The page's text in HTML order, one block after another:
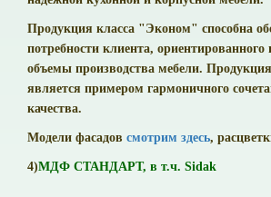
Продукция класса "Эконом" способна
потребности клиента,
объемы производства мебели.
является примером гармоничного
качества.
Модели фасадов смотрим здесь,
4)МДФ СТАНДАРТ, в т.ч. Sidak